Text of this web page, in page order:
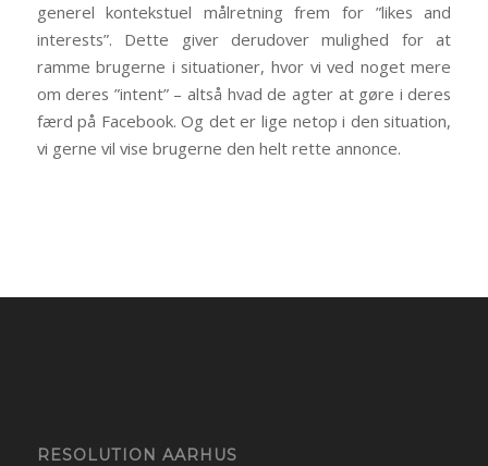
generel kontekstuel målretning frem for ”likes and
interests”. Dette giver derudover mulighed for at
ramme brugerne i situationer, hvor vi ved noget mere
om deres ”intent” – altså hvad de agter at gøre i deres
færd på Facebook. Og det er lige netop i den situation,
vi gerne vil vise brugerne den helt rette annonce.
RESOLUTION AARHUS